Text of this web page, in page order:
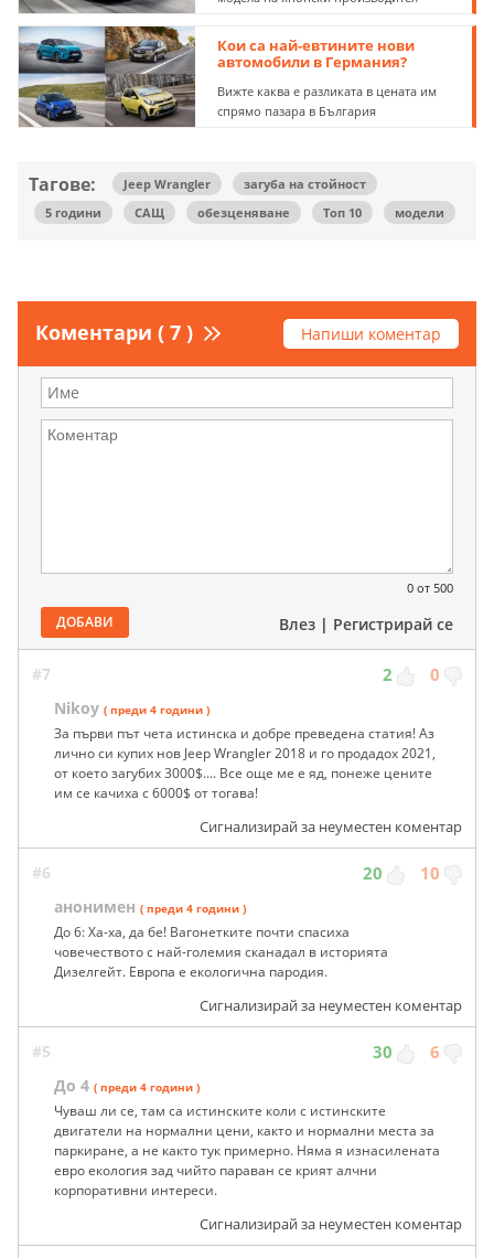
Кои са най-евтините нови
автомобили в Германия?
Вижте каква е разликата в цената им
спрямо пазара в България
Тагове: Jeep Wrangler
загуба на стойност
5 години
САЩ обезценяване Топ 10 модели
Коментари ( 7 ) Напиши коментар
0 от 500
ДОБАВИ Влез | Регистрирай се
#7 2 0
Nikoу ( преди 4 години )
За първи път чета истинска и добре преведена статия! Аз
лично си купих нов Jeep Wrangler 2018 и го продадох 2021,
от което загубих 3000$.... Все още ме е яд, понеже цените
им се качиха с 6000$ от тогава!
Сигнализирай за неуместен коментар
#6 20 10
анонимен ( преди 4 години )
До 6: Ха-ха, да бе! Вагонетките почти спасиха
човечеството с най-големия сканадал в историята
Дизелгейт. Европа е екологична пародия.
Сигнализирай за неуместен коментар
#5 30 6
До 4 ( преди 4 години )
Чуваш ли се, там са истинските коли с истинските
двигатели на нормални цени, както и нормални места за
паркиране, а не както тук примерно. Няма я изнасилената
евро екология зад чийто параван се крият алчни
корпоративни интереси.
Сигнализирай за неуместен коментар